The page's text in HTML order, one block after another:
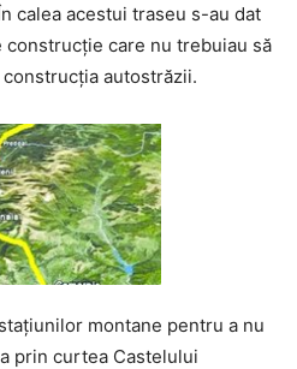
calea acestui traseu s-au dat
care nu trebuiau să
autostrăzii.
montane pentru a nu
prin curtea Castelului